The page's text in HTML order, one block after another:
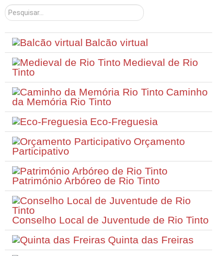
Pesquisar
Balcão virtual
Medieval de Rio
Tinto
Caminho
da Memória Rio Tinto
Eco-Freguesia
Orçamento
Participativo
Património Arbóreo de Rio Tinto
Conselho Local de Juventude de Rio Tinto
Quinta das Freiras